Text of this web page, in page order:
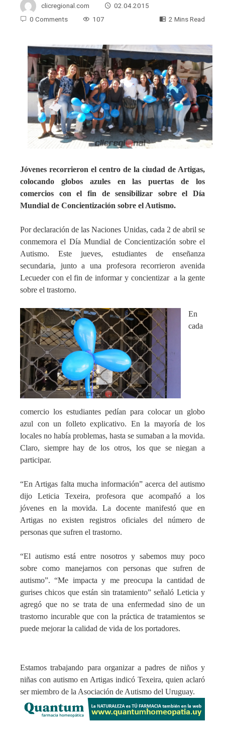
clicregional.com
02.04.2015
0 Comments
107 2 Mins Read
Jóvenes recorrieron el centro de la ciudad de Artigas,
colocando globos azules en las puertas de los
comercios con el fin de sensibilizar sobre el Día
Mundial de Concientización sobre el Autismo.
Por declaración de las Naciones Unidas, cada 2 de abril se
conmemora el Día Mundial de Concientización sobre el
Autismo. Este jueves, estudiantes de enseñanza
secundaria, junto a una profesora recorrieron avenida
Lecueder con el fin de informar y concientizar a la gente
sobre el trastorno.
En
cada
comercio los estudiantes pedían para colocar un globo
azul con un folleto explicativo. En la mayoría de los
locales no había problemas, hasta se sumaban a la movida.
Claro, siempre hay de los otros, los que se niegan a
participar.
“En Artigas falta mucha información” acerca del autismo
dijo Leticia Texeira, profesora que acompañó a los
jóvenes en la movida. La docente manifestó que en
Artigas no existen registros oficiales del número de
personas que sufren el trastorno.
“El autismo está entre nosotros y sabemos muy poco
sobre como manejarnos con personas que sufren de
autismo”. “Me impacta y me preocupa la cantidad de
gurises chicos que están sin tratamiento” señaló Leticia y
agregó que no se trata de una enfermedad sino de un
trastorno incurable que con la práctica de tratamientos se
puede mejorar la calidad de vida de los portadores.
Estamos trabajando para organizar a padres de niños y
niñas con autismo en Artigas indicó Texeira, quien aclaró
ser miembro de la Asociación de Autismo del Uruguay.